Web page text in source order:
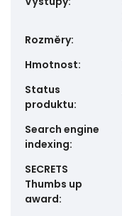
Rozměry:
Hmotnost:
Status
produktu:
Search engine
indexing:
SECRETS
Thumbs up
award: